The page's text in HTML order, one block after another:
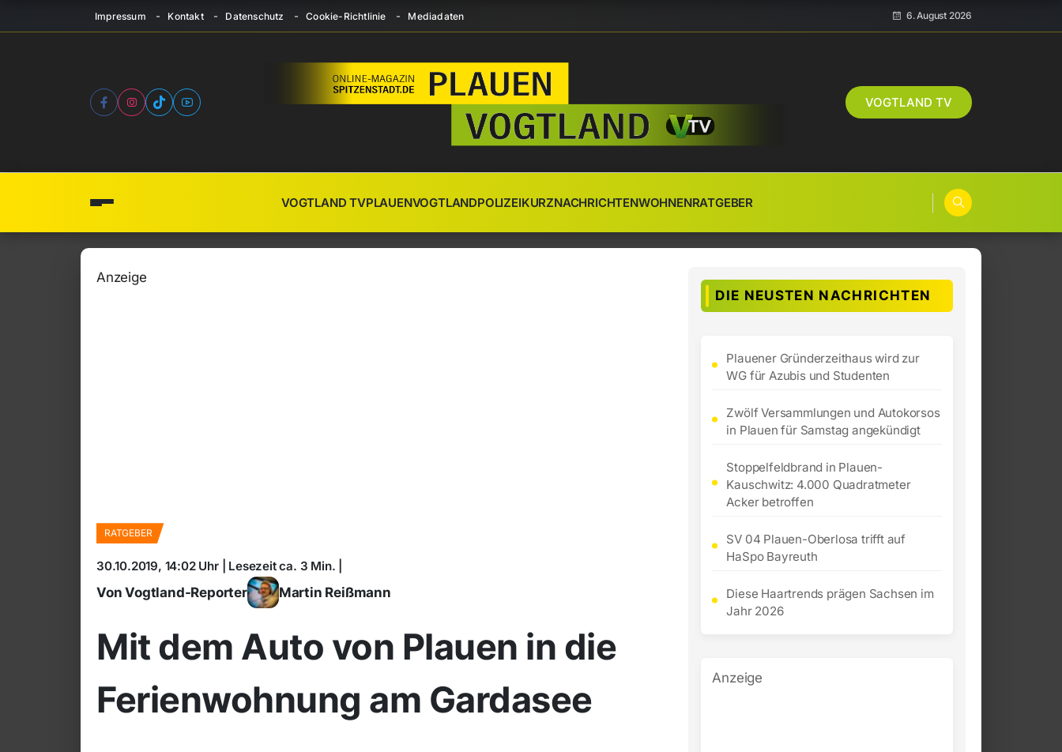
Impressum Kontakt Datenschutz Cookie-Richtlinie Mediadaten 6. August 2026
VOGTLAND TV
VOGTLAND TVPLAUENVOGTLANDPOLIZEIKURZNACHRICHTENWOHNENRATGEBER
Anzeige
RATGEBER
30.10.2019, 14:02 Uhr | Lesezeit ca. 3 Min. |
Von Vogtland-Reporter Martin Reißmann
Mit dem Auto von Plauen in die
Ferienwohnung am Gardasee
DIE NEUSTEN NACHRICHTEN
Plauener Gründerzeithaus wird zur
WG für Azubis und Studenten
Zwölf Versammlungen und Autokorsos
in Plauen für Samstag angekündigt
Stoppelfeldbrand in Plauen-
Kauschwitz: 4.000 Quadratmeter
Acker betroffen
SV 04 Plauen-Oberlosa trifft auf
HaSpo Bayreuth
Diese Haartrends prägen Sachsen im
Jahr 2026
Anzeige